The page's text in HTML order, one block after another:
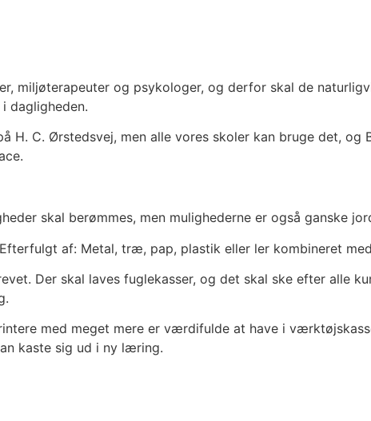
miljøterapeuter og psykologer, og derfor skal de
dagligheden.
H. C. Ørstedsvej, men alle vores skoler kan bruge det,
skal berømmes, men mulighederne er også ganske
af: Metal, træ, pap, plastik eller ler kombineret
Der skal laves fuglekasser, og det skal ske efter alle
med meget mere er værdifulde at have i
kaste sig ud i ny læring.